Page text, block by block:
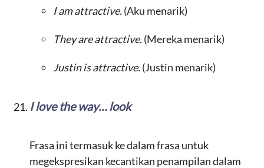
I am attractive.(Aku menarik)
They are attractive.(Mereka menarik)
Justin is attractive.(Justin menarik)
I love the way… look
Frasa ini termasuk ke dalam frasa untuk
megekspresikan kecantikan penampilan dalam